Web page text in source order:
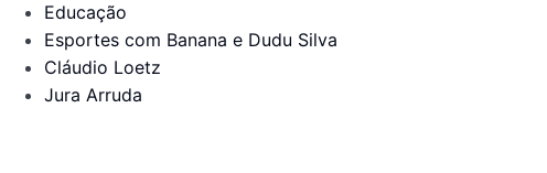
Educação
Esportes com Banana e Dudu Silva
Cláudio Loetz
Jura Arruda